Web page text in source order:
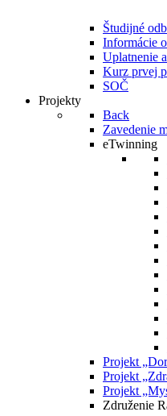
Študijné
Informácie
Uplatnenie
Kurz prvej
SOČ
Projekty
Back
Zavedenie
eTwinning
Projekt
Projekt
Projekt
Združenie